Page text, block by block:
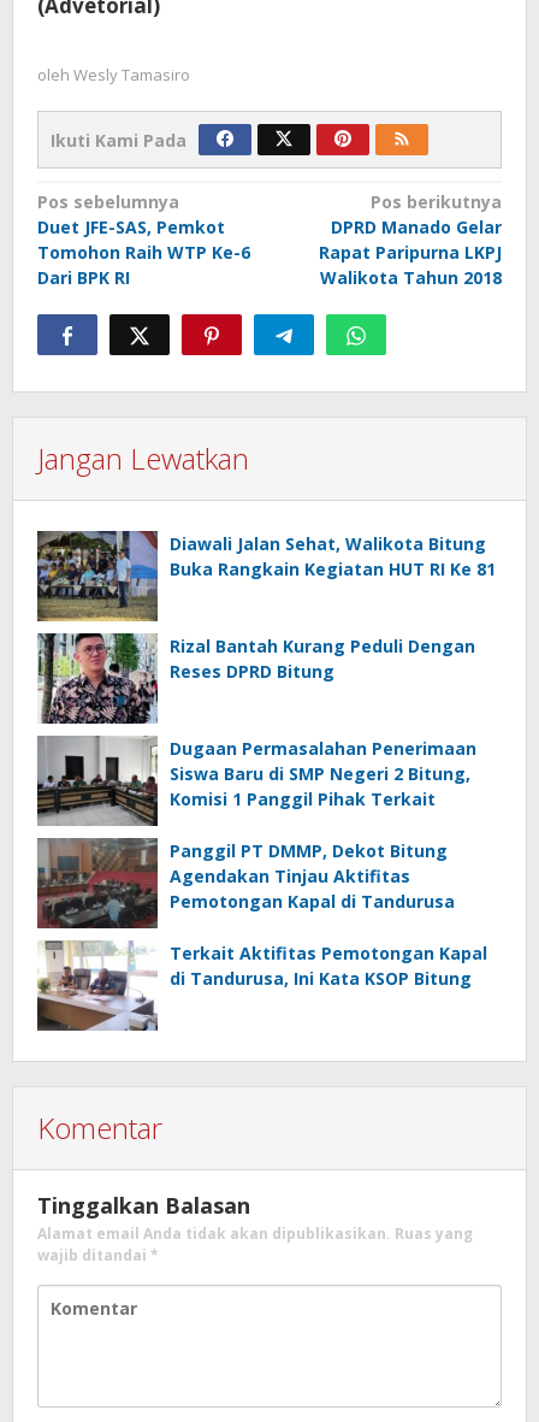
(Advetorial)
oleh Wesly Tamasiro
Ikuti Kami Pada
Navigasi
pos
Pos sebelumnya
Duet JFE-SAS, Pemkot
Tomohon Raih WTP Ke-6
Dari BPK RI
Pos berikutnya
DPRD Manado Gelar
Rapat Paripurna LKPJ
Walikota Tahun 2018
Jangan Lewatkan
Diawali Jalan Sehat, Walikota Bitung
Buka Rangkain Kegiatan HUT RI Ke 81
Rizal Bantah Kurang Peduli Dengan
Reses DPRD Bitung
Dugaan Permasalahan Penerimaan
Siswa Baru di SMP Negeri 2 Bitung,
Komisi 1 Panggil Pihak Terkait
Panggil PT DMMP, Dekot Bitung
Agendakan Tinjau Aktifitas
Pemotongan Kapal di Tandurusa
Terkait Aktifitas Pemotongan Kapal
di Tandurusa, Ini Kata KSOP Bitung
Komentar
Tinggalkan Balasan
Alamat email Anda tidak akan dipublikasikan. Ruas yang
wajib ditandai *